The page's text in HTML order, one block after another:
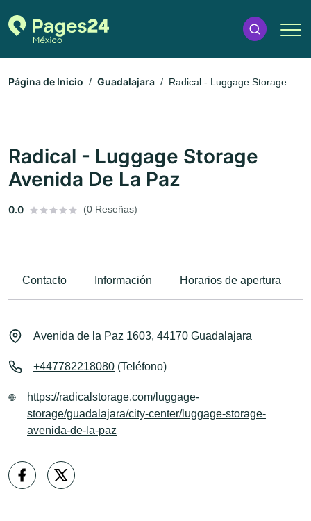
Página de Inicio Guadalajara
Radical - Luggage Storage
Radical - Luggage Storage
Avenida De La Paz
0.0 (0 Reseñas)
Contacto Información Horarios de apertura
Avenida de la Paz 1603, 44170 Guadalajara
+447782218080 (Teléfono)
https://radicalstorage.com/luggage-
storage/guadalajara/city-center/luggage-storage-
avenida-de-la-paz